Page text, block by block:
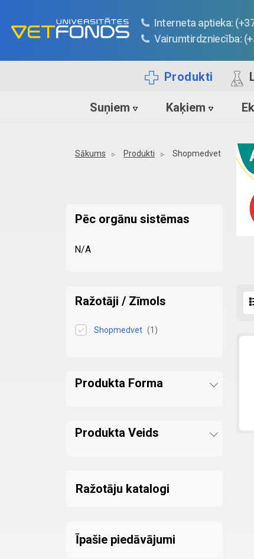
Interneta aptieka:
Vairumtirdzniecība:
Produkti
Suņiem Kaķiem
Sākums Produkti Shopmedvet
Pēc orgānu sistēmas
N/A
Ražotāji / Zīmols
Shopmedvet (1 )
Produkta Forma
Produkta Veids
Ražotāju katalogi
Īpašie piedāvājumi